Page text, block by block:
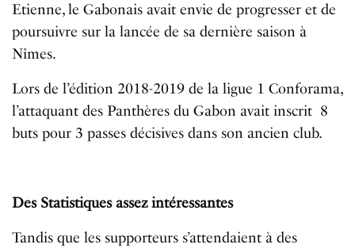
Etienne, le Gabonais avait envie de progresser et de
poursuivre sur la lancée de sa dernière saison à
Nîmes.
Lors de l’édition 2018-2019 de la ligue 1 Conforama,
l’attaquant des Panthères du Gabon avait inscrit 8
buts pour 3 passes décisives dans son ancien club.
Des Statistiques assez intéressantes
Tandis que les supporteurs s’attendaient à des